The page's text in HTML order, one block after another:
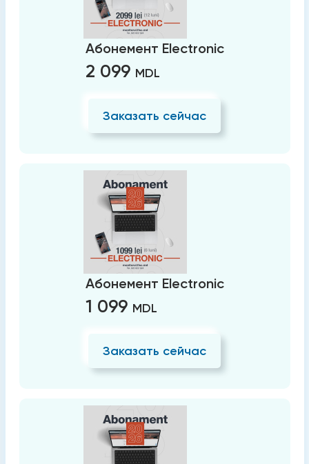
Абонемент Electronic
2 099 MDL
Заказать сейчас
Абонемент Electronic
1 099 MDL
Заказать сейчас